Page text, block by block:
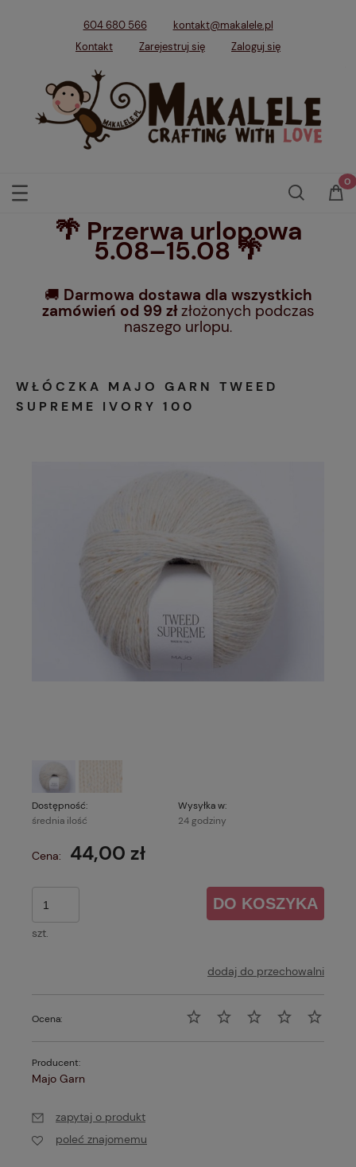
604 680 566
kontakt@makalele.pl
Kontakt
Zarejestruj się Zaloguj się
🌴 Przerwa urlopowa
5.08–15.08 🌴
🚚 Darmowa dostawa dla wszystkich
zamówień od 99 złzłożonych podczas
naszego urlopu.
WŁÓCZKA MAJO GARN TWEED
SUPREME IVORY 100
Dostępność:
średnia ilość
Wysyłka w:
24 godziny
Cena: 44,00 zł
szt.
DO KOSZYKA
dodaj do przechowalni
Ocena:
Producent:
Majo Garn
zapytaj o produkt
poleć znajomemu